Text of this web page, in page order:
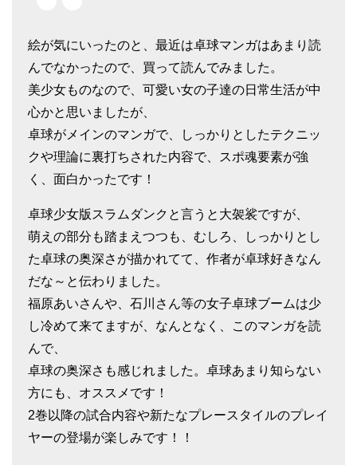
絵が気にいったのと、最近は卓球マンガはあまり読
んでなかったので、買って読んでみました。
美少女ものなので、可愛い女の子達の日常生活が中
心かと思いましたが、
卓球がメインのマンガで、しっかりとしたテクニッ
クや理論に裏打ちされた内容で、スポ魂要素が強
く、面白かったです！
卓球少女版スラムダンクと言うと大袈裟ですが、
萌えの部分も踏まえつつも、むしろ、しっかりとし
た卓球の奥深さが描かれてて、作者が卓球好きなん
だな～と伝わりました。
福原あいさんや、石川さん等の女子卓球ブームは少
し冷めて来てますが、なんとなく、このマンガを読
んで、
卓球の奥深さも感じれました。卓球あまり知らない
方にも、オススメです！
2巻以降の試合内容や新たなプレースタイルのプレイ
ヤーの登場が楽しみです！！